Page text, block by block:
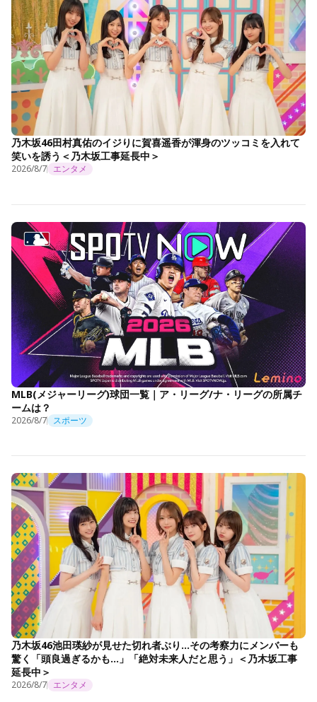
乃木坂46田村真佑のイジりに賀喜遥香が渾身のツッコミを入れて
笑いを誘う＜乃木坂工事延長中＞
2026/8/7 エンタメ
MLB(メジャーリーグ)球団一覧｜ア・リーグ/ナ・リーグの所属チ
ームは？
2026/8/7 スポーツ
乃木坂46池田瑛紗が見せた切れ者ぶり…その考察力にメンバーも
驚く「頭良過ぎるかも…」「絶対未来人だと思う」＜乃木坂工事
延長中＞
2026/8/7 エンタメ